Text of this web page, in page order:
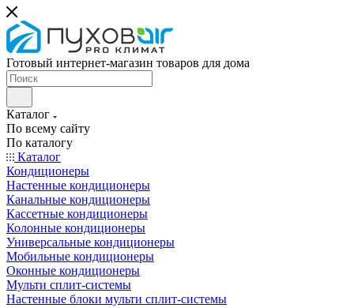
Готовый интернет-магазин товаров для дома
Каталог
По всему сайту
По каталогу
Каталог
Кондиционеры
Настенные кондиционеры
Канальные кондиционеры
Кассетные кондиционеры
Колонные кондиционеры
Универсальные кондиционеры
Мобильные кондиционеры
Оконные кондиционеры
Мульти сплит-системы
Настенные блоки мульти сплит-системы